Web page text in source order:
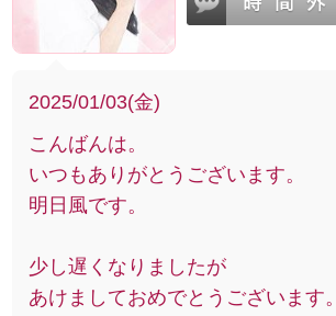
2025/01/03(金)
こんばんは。
いつもありがとうございます。
明日風です。
少し遅くなりましたが
あけましておめでとうございます。